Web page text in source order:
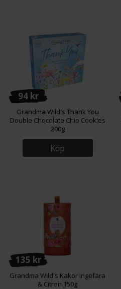
94 kr
Grandma Wild's Thank You
Double Chocolate Chip Cookies
200g
Köp
135 kr
Grandma Wild's Kakor Ingefära
& Citron 150g